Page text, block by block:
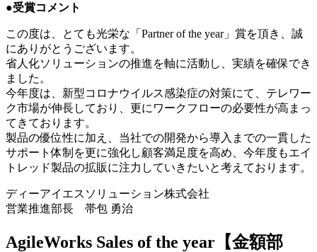
●受賞コメント
この度は、とても光栄な「Partner of the year」賞を頂き、誠
にありがとうございます。
省人化ソリューションの推進を軸に活動し、実績を確保でき
ました。
今年度は、新型コロナウイルス感染症の対策にて、テレワー
ク市場が伸長しており、更にワークフローの必要性が高まっ
てきております。
製品の優位性に加え、当社での開発から導入までの一貫した
サポート体制を更に強化し顧客満足度を高め、今年度もエイ
トレッド製品の拡販に注力していきたいと考えております。
ディーアイエスソリューション株式会社
営業推進部長 帯包 勇治
AgileWorks Sales of the year【金額部